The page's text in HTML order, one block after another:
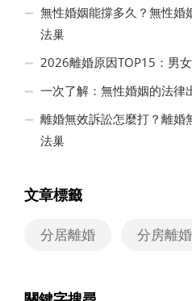
無性婚姻能撐多久？無性婚
法巢
2026離婚原因TOP15：男
一次了解：無性婚姻的法律
離婚無效訴訟怎麼打？離婚
法巢
文章標籤
分居離婚 分房離婚